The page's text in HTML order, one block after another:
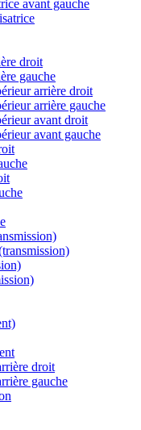
avant gauche
droit
gauche
arrière droit
arrière gauche
avant droit
avant gauche
droit
gauche